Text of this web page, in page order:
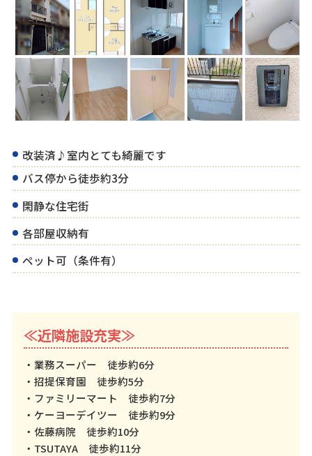
改装済♪室内とても綺麗です
バス停から徒歩約3分
閑静な住宅街
各部屋収納有
ペット可（条件有）
≪近隣施設充実≫
・業務スーパー 徒歩約6分
・招提保育園 徒歩約5分
・ファミリーマート 徒歩約7分
・ケーヨーデイツー 徒歩約9分
・佐藤病院 徒歩約10分
・TSUTAYA 徒歩約11分